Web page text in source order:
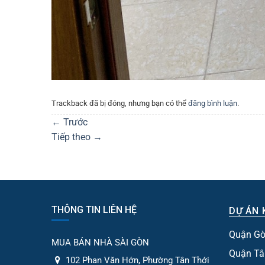
Trackback đã bị đóng, nhưng bạn có thể đăng bình luận.
← Trước
Tiếp theo →
THÔNG TIN LIÊN HỆ
MUA BÁN NHÀ SÀI GÒN
102 Phan Văn Hớn, Phường Tân Thới
DỰ ÁN
Quận
Quận